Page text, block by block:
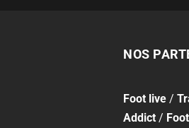
NOS
Foot live /
Addict /